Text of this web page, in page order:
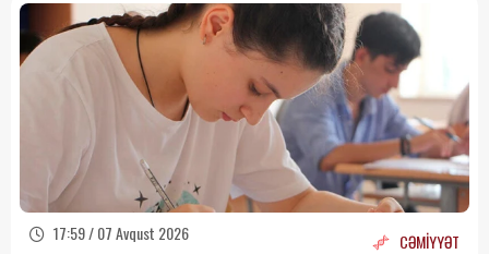
17:59 / 07 Avqust 2026 CƏMİYYƏT